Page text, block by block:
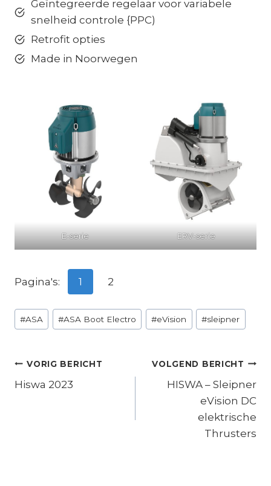
Geïntegreerde regelaar voor variabele
snelheid controle {PPC)
Retrofit opties
Made in Noorwegen
E-serie ERV-serie
Pagina's: 1 2
Bericht
tags:
#ASA #ASA Boot Electro #eVision #sleipner
Bericht
navigatie
VORIG BERICHT
Hiswa 2023
VOLGEND BERICHT
HISWA – Sleipner
eVision DC
elektrische
Thrusters